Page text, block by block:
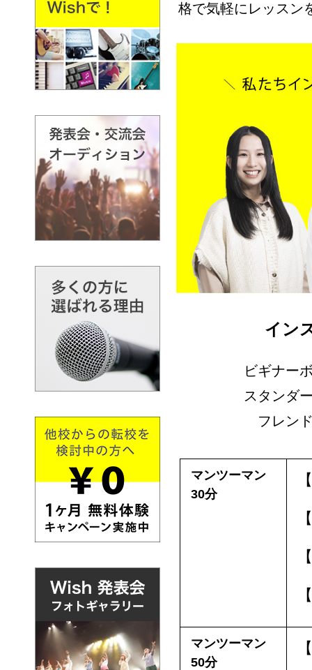
格で気軽にレッスン
イン
ビギナー
スタンダ
フレン
マンツーマン
30分
マンツーマン
50分